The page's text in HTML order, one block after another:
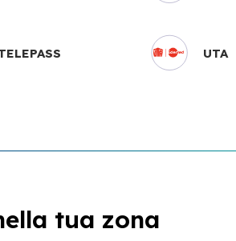
UTA
tua zona